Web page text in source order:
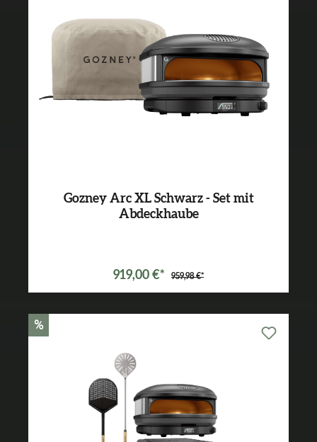
Gozney Arc XL Schwarz - Set mit
Abdeckhaube
919,00 €* 959,98 €*
%